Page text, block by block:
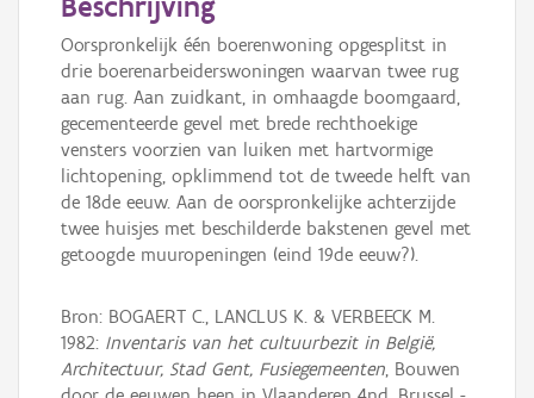
Oorspronkelijk één boerenwoning opgesplitst in
drie boerenarbeiderswoningen waarvan twee rug
aan rug. Aan zuidkant, in omhaagde boomgaard,
gecementeerde gevel met brede rechthoekige
vensters voorzien van luiken met hartvormige
lichtopening, opklimmend tot de tweede helft van
de 18de eeuw. Aan de oorspronkelijke achterzijde
twee huisjes met beschilderde bakstenen gevel met
getoogde muuropeningen (eind 19de eeuw?).
Bron: BOGAERT C., LANCLUS K. & VERBEECK M.
1982: Inventaris van het cultuurbezit in België,
Architectuur, Stad Gent, Fusiegemeenten, Bouwen